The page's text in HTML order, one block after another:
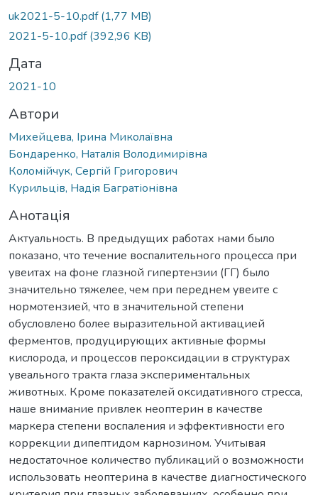
uk2021-5-10.pdf(1,77 MB)
2021-5-10.pdf(392,96 KB)
Дата
2021-10
Автори
Михейцева, Ірина Миколаївна
Бондаренко, Наталія Володимирівна
Коломійчук, Сергій Григорович
Курильців, Надія Багратіонівна
Анотація
Актуальность. В предыдущих работах нами было
показано, что течение воспалительного процесса при
увеитах на фоне глазной гипертензии (ГГ) было
значительно тяжелее, чем при переднем увеите с
нормотензией, что в значительной степени
обусловлено более выразительной активацией
ферментов, продуцирующих активные формы
кислорода, и процессов пероксидации в структурах
увеального тракта глаза экспериментальных
животных. Кроме показателей оксидативного стресса,
наше внимание привлек неоптерин в качестве
маркера степени воспаления и эффективности его
коррекции дипептидом карнозином. Учитывая
недостаточное количество публикаций о возможности
использовать неоптерина в качестве диагностического